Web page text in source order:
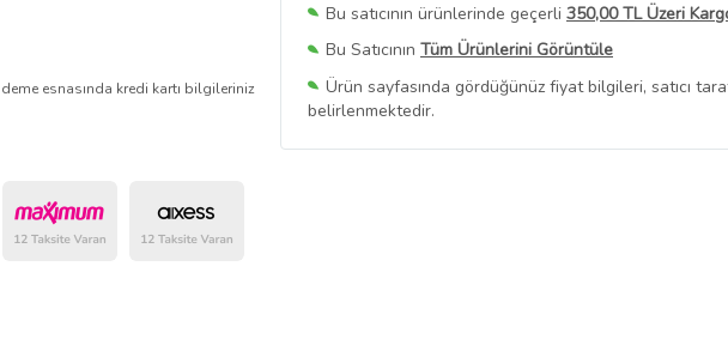
Bu satıcının ürünlerinde geçerli 350,00 TL Üzeri
Bu Satıcının Tüm Ürünlerini Görüntüle
Ürün sayfasında gördüğünüz fiyat bilgileri, satıcı
belirlenmektedir.
esnasında kredi kartı bilgileriniz